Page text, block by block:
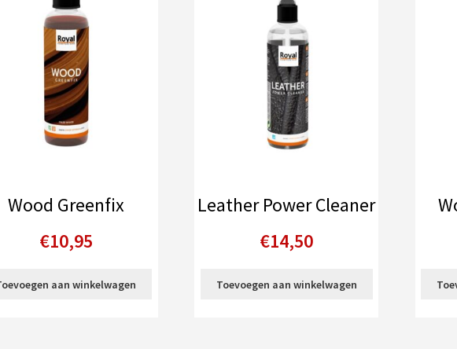
Wood Greenfix
€10,95
aan winkelwagen
Leather Power Cleaner
€14,50
Toevoegen aan winkelwagen